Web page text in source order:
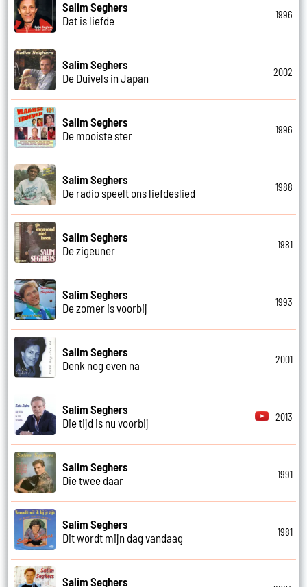
Salim Seghers
Dat is liefde
1996
Salim Seghers
De Duivels in Japan
2002
Salim Seghers
De mooiste ster
1996
Salim Seghers
De radio speelt ons liefdeslied
1988
Salim Seghers
De zigeuner
1981
Salim Seghers
De zomer is voorbij
1993
Salim Seghers
Denk nog even na
2001
Salim Seghers
Die tijd is nu voorbij
2013
Salim Seghers
Die twee daar
1991
Salim Seghers
Dit wordt mijn dag vandaag
1981
Salim Seghers